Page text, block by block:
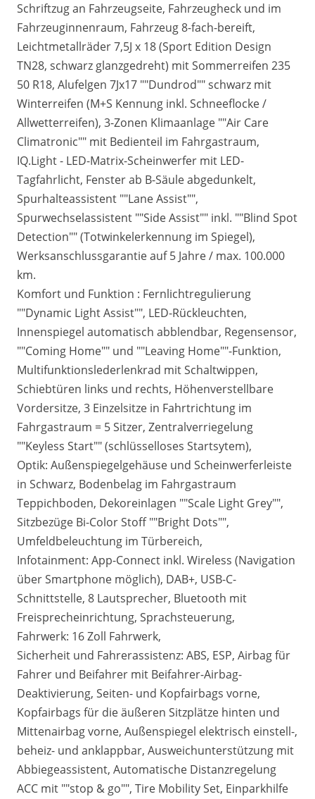
Schriftzug an Fahrzeugseite, Fahrzeugheck und im
Fahrzeuginnenraum, Fahrzeug 8-fach-bereift,
Leichtmetallräder 7,5J x 18 (Sport Edition Design
TN28, schwarz glanzgedreht) mit Sommerreifen 235
50 R18, Alufelgen 7Jx17 ""Dundrod"" schwarz mit
Winterreifen (M+S Kennung inkl. Schneeflocke /
Allwetterreifen), 3-Zonen Klimaanlage ""Air Care
Climatronic"" mit Bedienteil im Fahrgastraum,
IQ.Light - LED-Matrix-Scheinwerfer mit LED-
Tagfahrlicht, Fenster ab B-Säule abgedunkelt,
Spurhalteassistent ""Lane Assist"",
Spurwechselassistent ""Side Assist"" inkl. ""Blind Spot
Detection"" (Totwinkelerkennung im Spiegel),
Werksanschlussgarantie auf 5 Jahre / max. 100.000
km.
Komfort und Funktion : Fernlichtregulierung
""Dynamic Light Assist"", LED-Rückleuchten,
Innenspiegel automatisch abblendbar, Regensensor,
""Coming Home"" und ""Leaving Home""-Funktion,
Multifunktionslederlenkrad mit Schaltwippen,
Schiebtüren links und rechts, Höhenverstellbare
Vordersitze, 3 Einzelsitze in Fahrtrichtung im
Fahrgastraum = 5 Sitzer, Zentralverriegelung
""Keyless Start"" (schlüsselloses Startsytem),
Optik: Außenspiegelgehäuse und Scheinwerferleiste
in Schwarz, Bodenbelag im Fahrgastraum
Teppichboden, Dekoreinlagen ""Scale Light Grey"",
Sitzbezüge Bi-Color Stoff ""Bright Dots"",
Umfeldbeleuchtung im Türbereich,
Infotainment: App-Connect inkl. Wireless (Navigation
über Smartphone möglich), DAB+, USB-C-
Schnittstelle, 8 Lautsprecher, Bluetooth mit
Freisprecheinrichtung, Sprachsteuerung,
Fahrwerk: 16 Zoll Fahrwerk,
Sicherheit und Fahrerassistenz: ABS, ESP, Airbag für
Fahrer und Beifahrer mit Beifahrer-Airbag-
Deaktivierung, Seiten- und Kopfairbags vorne,
Kopfairbags für die äußeren Sitzplätze hinten und
Mittenairbag vorne, Außenspiegel elektrisch einstell-,
beheiz- und anklappbar, Ausweichunterstützung mit
Abbiegeassistent, Automatische Distanzregelung
ACC mit ""stop & go"", Tire Mobility Set, Einparkhilfe